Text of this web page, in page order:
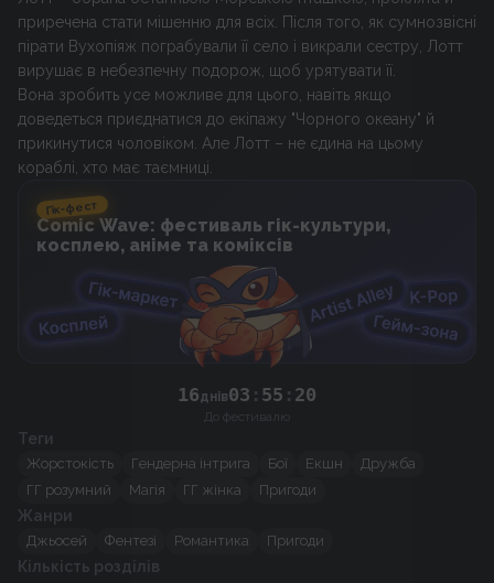
приречена стати мішенню для всіх. Після того, як сумнозвісні
пірати Вухопіяж пограбували її село і викрали сестру, Лотт
вирушає в небезпечну подорож, щоб урятувати її.
Вона зробить усе можливе для цього, навіть якщо
доведеться приєднатися до екіпажу "Чорного океану" й
прикинутися чоловіком. Але Лотт – не єдина на цьому
кораблі, хто має таємниці.
Гік-фест
Comic Wave: фестиваль гік-культури,
косплею, аніме та коміксів
16днів03 : 55 : 19
До фестивалю
Теги
Жорстокість Гендерна інтрига Бої Екшн
Дружба
ГГ розумний
Магія ГГ жінка Пригоди
Жанри
Джьосей Фентезі Романтика Пригоди
Кількість розділів